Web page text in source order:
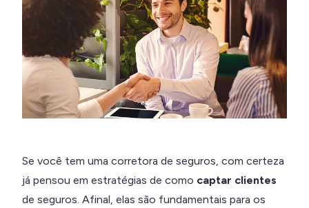
Se você tem uma corretora de seguros, com certeza
já pensou em estratégias de como captar clientes
de seguros. Afinal, elas são fundamentais para os